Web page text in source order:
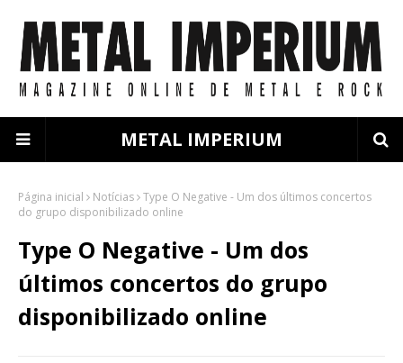
METAL IMPERIUM
Página inicial Notícias Type O Negative - Um dos últimos concertos
do grupo disponibilizado online
Type O Negative - Um dos
últimos concertos do grupo
disponibilizado online